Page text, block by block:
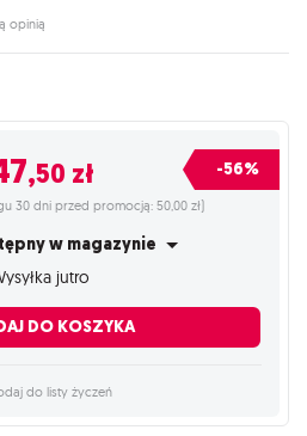
opinią
,50 zł -56%
30 dni przed promocją: 50,00 zł)
w magazynie
jutro
DO KOSZYKA
do listy życzeń